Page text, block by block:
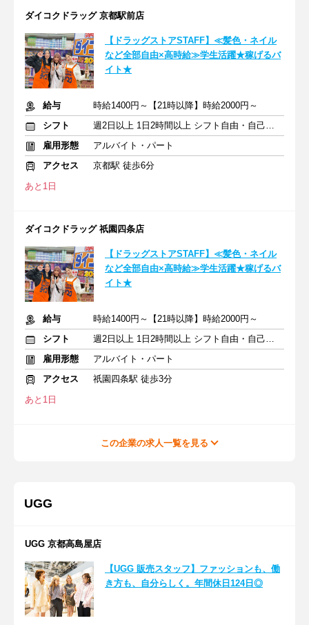
ダイコクドラッグ 京都駅前店
【ドラッグストアSTAFF】≪髪色・ネイル
など全部自由×高時給≫学生活躍★稼げるバ
イト★
給与
時給1400円～【21時以降】時給2000円～
シフト
週2日以上 1日2時間以上 シフト自由・自己申告
雇用形態
アルバイト・パート
アクセス
京都駅 徒歩6分
あと1日
ダイコクドラッグ 祇園四条店
【ドラッグストアSTAFF】≪髪色・ネイル
など全部自由×高時給≫学生活躍★稼げるバ
イト★
給与
時給1400円～【21時以降】時給2000円～
シフト
週2日以上 1日2時間以上 シフト自由・自己申告
雇用形態
アルバイト・パート
アクセス
祇園四条駅 徒歩3分
あと1日
この企業の求人一覧を見る
UGG
UGG 京都高島屋店
【UGG 販売スタッフ】ファッションも、働
き方も、自分らしく。年間休日124日◎